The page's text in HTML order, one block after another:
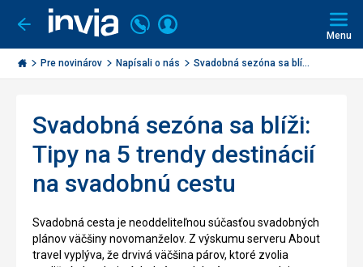
Ísť
späť
Invia.sk
Volajte
+421
2
3221
Prihlásiť
Menu
Pre novinárov Napísali o nás Svadobná sezóna sa blí...
Svadobná sezóna sa blíži:
Tipy na 5 trendy destinácií
na svadobnú cestu
Svadobná cesta je neoddeliteľnou súčasťou svadobných
plánov väčšiny novomanželov. Z výskumu serveru About
travel vyplýva, že drvivá väčšina párov, ktoré zvolia